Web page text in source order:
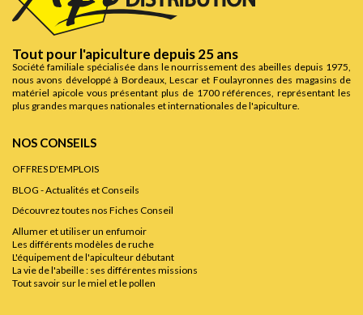
Tout pour l'apiculture depuis 25 ans
Société familiale spécialisée dans le nourrissement des abeilles depuis 1975,
nous avons développé à Bordeaux, Lescar et Foulayronnes des magasins de
matériel apicole vous présentant plus de 1700 références, représentant les
plus grandes marques nationales et internationales de l'apiculture.
NOS CONSEILS
OFFRES D'EMPLOIS
BLOG - Actualités et Conseils
Découvrez toutes nos Fiches Conseil
Allumer et utiliser un enfumoir
Les différents modèles de ruche
L'équipement de l'apiculteur débutant
La vie de l'abeille : ses différentes missions
Tout savoir sur le miel et le pollen